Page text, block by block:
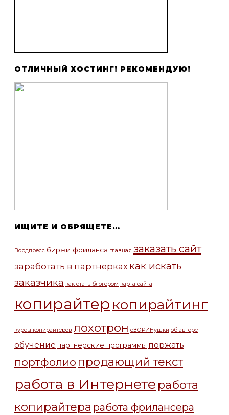
ОТЛИЧНЫЙ ХОСТИНГ! РЕКОМЕНДУЮ!
ИЩИТЕ И ОБРЯЩЕТЕ…
Вордпресс биржи фриланса главная заказать сайт
заработать в партнерках как искать
заказчика как стать блогером карта сайта
копирайтер копирайтинг
курсы копирайтеров лохотрон оЗОРИНушки об авторе
обучение партнерские программы поржать
портфолио продающий текст
работа в Интернете работа
копирайтера работа фрилансера